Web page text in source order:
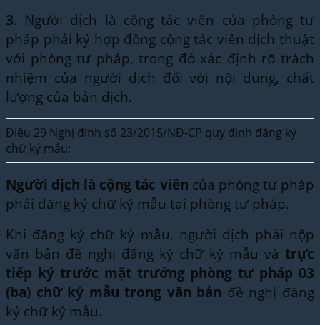
3. Người dịch là cộng tác viên của phòng tư
pháp phải ký hợp đồng cộng tác viên dịch thuật
với phòng tư pháp, trong đó xác định rõ trách
nhiệm của người dịch đối với nội dung, chất
lượng của bản dịch.
Điều 29 Nghị định số 23/2015/NĐ-CP quy định đăng ký
chữ ký mẫu:
Người dịch là cộng tác viên của phòng tư pháp
phải đăng ký chữ ký mẫu tại phòng tư pháp.
Khi đăng ký chữ ký mẫu, người dịch phải nộp
văn bản đề nghị đăng ký chữ ký mẫu và trực
tiếp ký trước mặt trưởng phòng tư pháp 03
(ba) chữ ký mẫu trong văn bản đề nghị đăng
ký chữ ký mẫu.